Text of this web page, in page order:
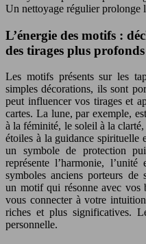
Un nettoyage régulier prolonge
L’énergie des motifs :
des tirages plus profonds
Les motifs présents sur les
simples décorations, ils sont
peut influencer vos tirages et
cartes. La lune, par exemple,
à la féminité, le soleil à la
étoiles à la guidance spirituelle
un symbole de protection
représente l’harmonie,
symboles anciens porteurs de
un motif qui résonne avec vos
vous connecter à votre
riches et plus significatives.
personnelle.